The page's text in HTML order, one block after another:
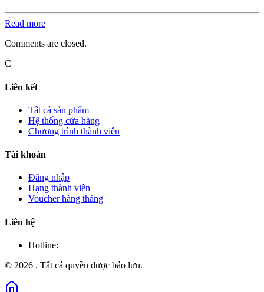
Read more
Comments are closed.
C
Liên kết
Tất cả sản phẩm
Hệ thống cửa hàng
Chương trình thành viên
Tài khoản
Đăng nhập
Hạng thành viên
Voucher hàng tháng
Liên hệ
Hotline:
© 2026 . Tất cả quyền được bảo lưu.